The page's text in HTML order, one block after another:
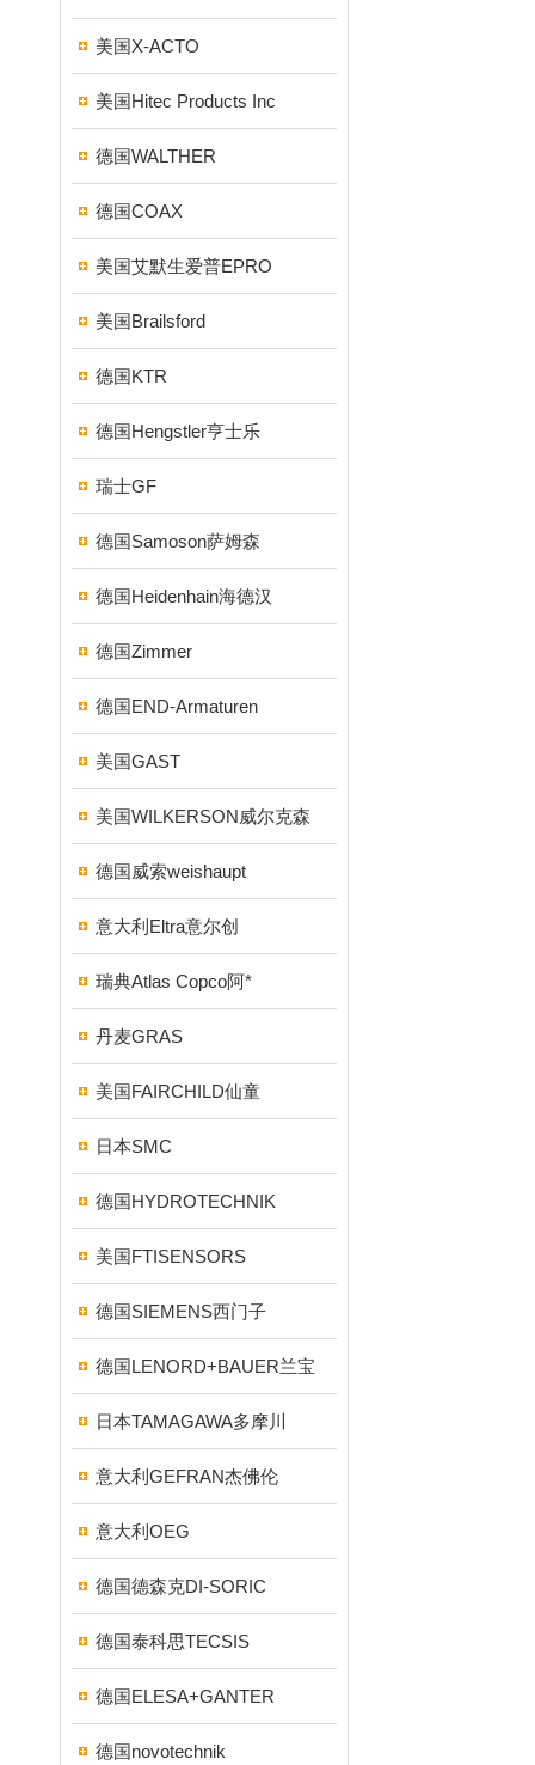
美国X-ACTO
美国Hitec Products Inc
德国WALTHER
德国COAX
美国艾默生爱普EPRO
美国Brailsford
德国KTR
德国Hengstler亨士乐
瑞士GF
德国Samoson萨姆森
德国Heidenhain海德汉
德国Zimmer
德国END-Armaturen
美国GAST
美国WILKERSON威尔克森
德国威索weishaupt
意大利Eltra意尔创
瑞典Atlas Copco阿*
丹麦GRAS
美国FAIRCHILD仙童
日本SMC
德国HYDROTECHNIK
美国FTISENSORS
德国SIEMENS西门子
德国LENORD+BAUER兰宝
日本TAMAGAWA多摩川
意大利GEFRAN杰佛伦
意大利OEG
德国德森克DI-SORIC
德国泰科思TECSIS
德国ELESA+GANTER
德国novotechnik